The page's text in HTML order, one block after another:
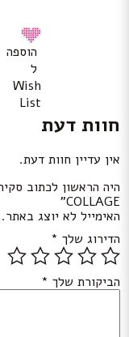
הוספה
ל
Wish
List
חוות דעת
אין עדיין חוות דעת.
COLLAGE”
האימייל לא יוצג באתר.
הדירוג שלך *
הביקורת שלך *